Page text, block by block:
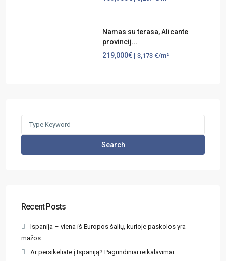
Namas su terasa, Alicante
provincij...
219,000€ | 3,173 €/m²
Search
Recent Posts
Ispanija – viena iš Europos šalių, kurioje paskolos yra
mažos
Ar persikeliate į Ispaniją? Pagrindiniai reikalavimai